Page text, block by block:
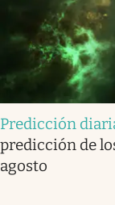
Predicción
predicción de
agosto